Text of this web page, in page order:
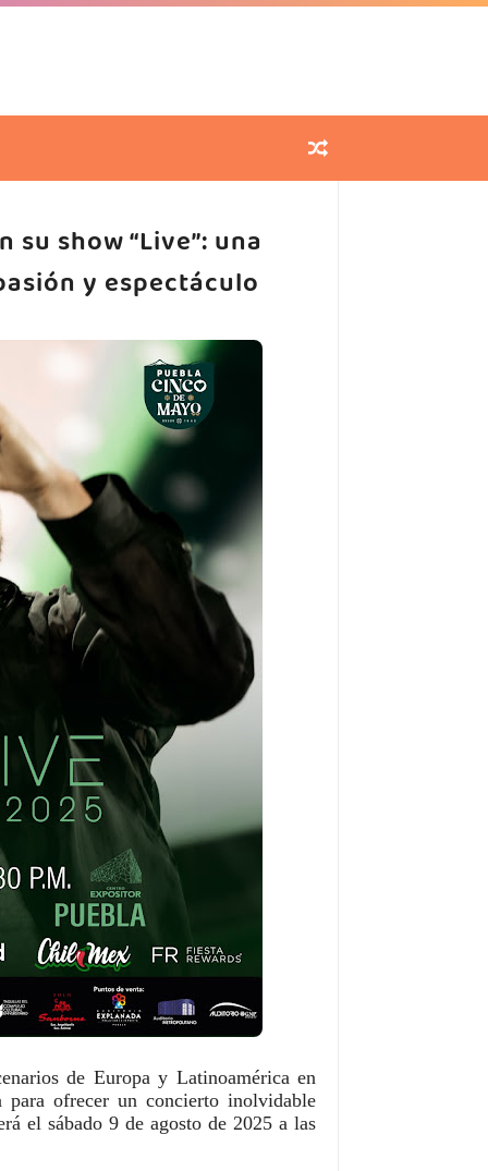
show “Live”: una
y espectáculo
de Europa y Latinoamérica en
ofrecer un concierto inolvidable
el sábado 9 de agosto de 2025 a las